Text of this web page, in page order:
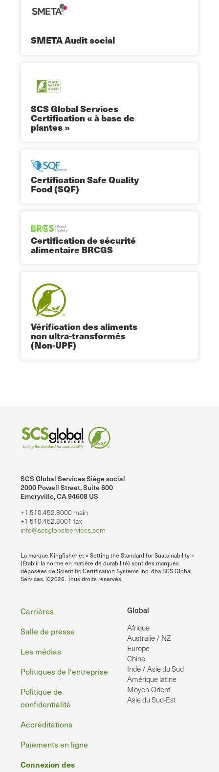
SMETA Audit social
SCS Global Services
Certification « à base de
plantes »
Certification Safe Quality
Food (SQF)
Certification de sécurité
alimentaire BRCGS
Vérification des aliments
non ultra-transformés
(Non-UPF)
SCS Global Services Siège social
2000 Powell Street, Suite 600
Emeryville, CA 94608 US
+1.510.452.8000 main
+1.510.452.8001 fax
info@scsglobalservices.com
La marque Kingfisher et « Setting the Standard for Sustainability »
(Établir la norme en matière de durabilité) sont des marques
déposées de Scientific Certification Systems Inc. dba SCS Global
Services. ©2026. Tous droits réservés.
Global
Afrique
Australie / NZ
Europe
Chine
Inde / Asie du Sud
Amérique latine
Moyen-Orient
Asie du Sud-Est
Pied
de
page
Carrières
Salle de presse
Les médias
Politiques de l'entreprise
Politique de
confidentialité
Accréditations
Paiements en ligne
Connexion des